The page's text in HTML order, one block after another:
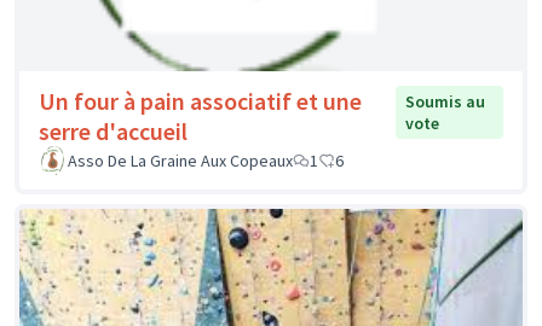
Un four à pain associatif et une
serre d'accueil
Soumis au
vote
Asso De La Graine Aux Copeaux
1 6